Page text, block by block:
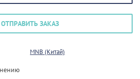
ОТПРАВИТЬ ЗАКАЗ
MNB (Китай)